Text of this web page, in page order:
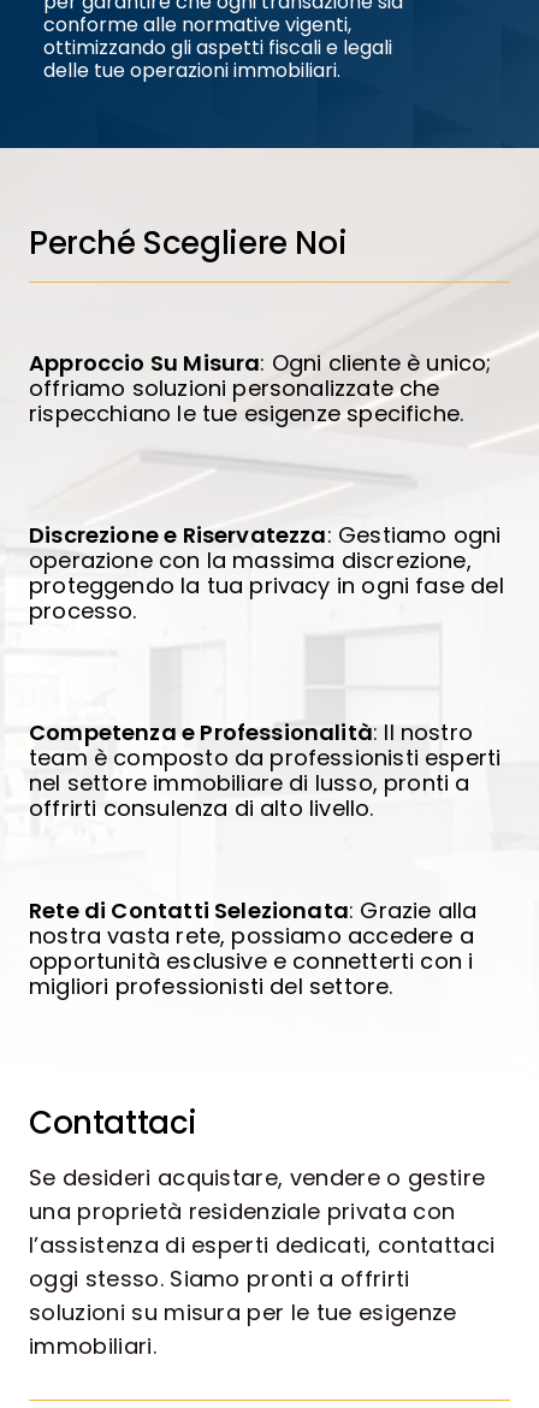
conforme alle normative vigenti,
ottimizzando gli aspetti fiscali e legali
delle tue operazioni immobiliari.
Perché Scegliere Noi
Approccio Su Misura: Ogni cliente è unico;
offriamo soluzioni personalizzate che
rispecchiano le tue esigenze specifiche.
Discrezione e Riservatezza: Gestiamo ogni
operazione con la massima discrezione,
proteggendo la tua privacy in ogni fase del
processo.
Competenza e Professionalità: Il nostro
team è composto da professionisti esperti
nel settore immobiliare di lusso, pronti a
offrirti consulenza di alto livello.
Rete di Contatti Selezionata: Grazie alla
nostra vasta rete, possiamo accedere a
opportunità esclusive e connetterti con i
migliori professionisti del settore.
Contattaci
Se desideri acquistare, vendere o gestire
una proprietà residenziale privata con
l’assistenza di esperti dedicati, contattaci
oggi stesso. Siamo pronti a offrirti
soluzioni su misura per le tue esigenze
immobiliari.